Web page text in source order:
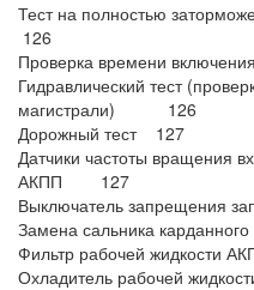
Тест на полностью
126
Проверка времени
Гидравлический тест
магистрали) 126
Дорожный тест 127
Датчики частоты вращения
АКПП 127
Выключатель запрещения
Замена сальника
Фильтр рабочей жидкости
Охладитель рабочей